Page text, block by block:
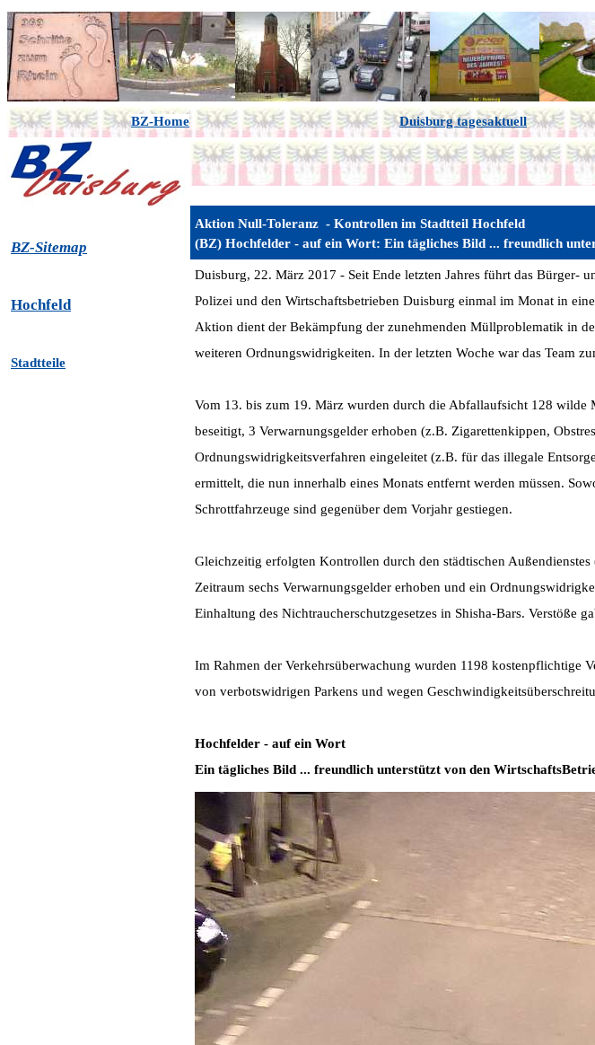
BZ-Home Duisburg tagesaktuell
BZ-Sitemap
Hochfeld
Stadtteile
Aktion Null-Toleranz - Kontrollen im Stadtteil Hochfeld
(BZ) Hochfelder - auf ein Wort: Ein tägliches Bild ... freundlich
Duisburg, 22. März 2017 - Seit Ende letzten Jahres führt das Bürger-
Polizei und den Wirtschaftsbetrieben Duisburg einmal im Monat in
Aktion dient der Bekämpfung der zunehmenden Müllproblematik in
weiteren Ordnungswidrigkeiten. In der letzten Woche war das Team
Vom 13. bis zum 19. März wurden durch die Abfallaufsicht 128 wilde
beseitigt, 3 Verwarnungsgelder erhoben (z.B. Zigarettenkippen,
Ordnungswidrigkeitsverfahren eingeleitet (z.B. für das illegale
ermittelt, die nun innerhalb eines Monats entfernt werden müssen.
Schrottfahrzeuge sind gegenüber dem Vorjahr gestiegen.
Gleichzeitig erfolgten Kontrollen durch den städtischen
Zeitraum sechs Verwarnungsgelder erhoben und ein
Einhaltung des Nichtraucherschutzgesetzes in Shisha-Bars. Verstöße
Im Rahmen der Verkehrsüberwachung wurden 1198 kostenpflichtige
von verbotswidrigen Parkens und wegen
Hochfelder - auf ein Wort
Ein tägliches Bild ... freundlich unterstützt von den